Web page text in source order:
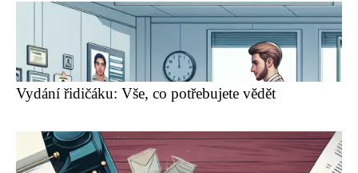
Vydání řidičáku: Vše, co potřebujete vědět